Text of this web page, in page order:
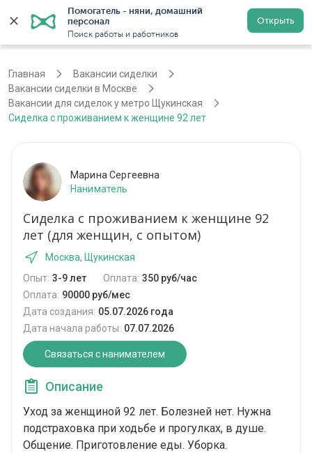
Помогатель - няни, домашний
персонал
Поиск работы и работников
Открыть
Регистрация
Главная
Вакансии сиделки
Вакансии сиделки в Москве
Вакансии для сиделок у метро Щукинская
Сиделка с проживанием к женщине 92 лет
Марина Сергеевна
Наниматель
Сиделка с проживанием к женщине 92
лет (для женщин, с опытом)
Москва, Щукинская
Опыт: 3-9 лет Оплата: 350 руб/час
Оплата: 90000 руб/мес
Дата создания: 05.07.2026 года
Дата начала работы: 07.07.2026
Связаться с нанимателем
Описание
Уход за женщиной 92 лет. Болезней нет. Нужна
подстраховка при ходьбе и прогулках, в душе.
Общение. Приготовление еды. Уборка.